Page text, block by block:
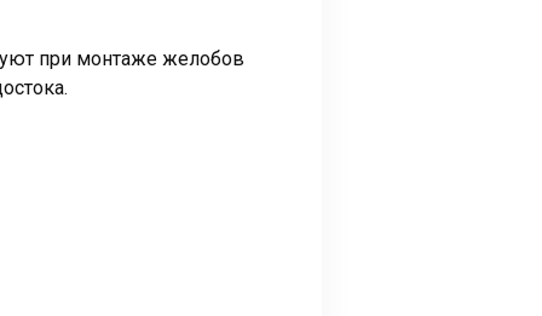
при монтаже желобов